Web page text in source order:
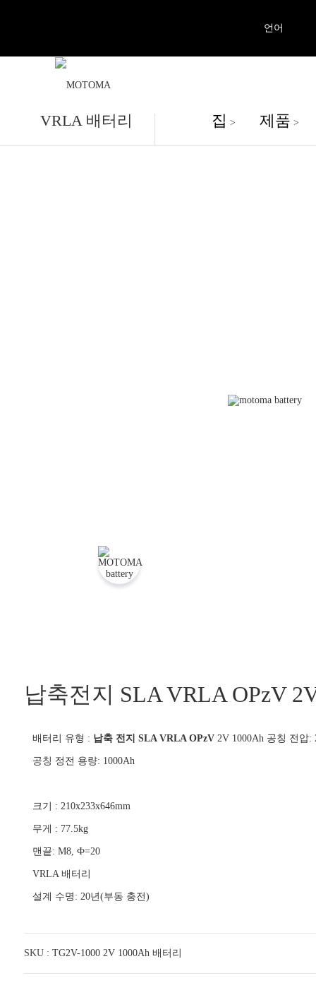
언어
제품
VRLA 배터리 집 > 제품 >
납축전지 SLA VRLA OPzV
배터리 유형 : 납축 전지 SLA VRLA OPzV2V 1000Ah 공칭 전압:
공칭 정전 용량: 1000Ah
크기 : 210x233x646mm
무게 : 77.5kg
맨끝: M8, Ф=20
VRLA 배터리
설계 수명: 20년(부동 충전)
SKU : TG2V-1000 2V 1000Ah 배터리